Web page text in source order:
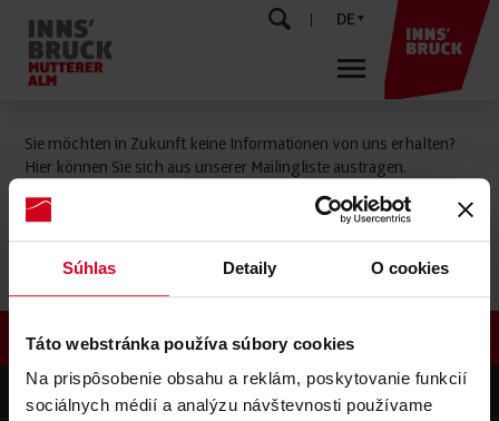
Súhlas Detaily O cookies
Táto webstránka používa súbory cookies
Na prispôsobenie obsahu a reklám, poskytovanie funkcií
sociálnych médií a analýzu návštevnosti používame
DE
Sie möchten in Zukunft keine Informationen von uns erhalten?
Hier können Sie sich aus unserer Mailingliste austragen.
Newsletter abbestellen
Newsletter
Kontakt